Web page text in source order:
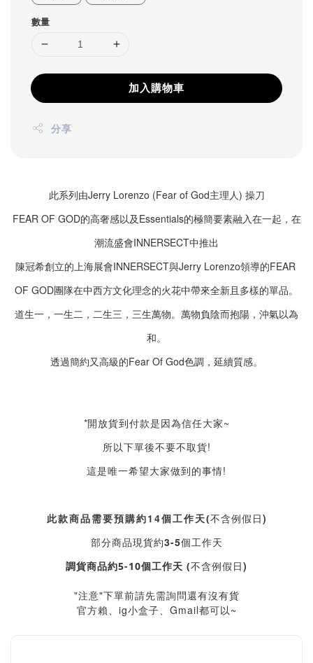
數量
加入購物車
分享
此系列由Jerry Lorenzo (Fear of God主理人) 操刀
FEAR OF GOD的高奢感以及Essentials的極簡要素融入在一起，在
潮流盛會INNERSECT中推出
陳冠希創立的上海展會INNERSECT與Jerry Lorenzo領導的FEAR
OF GOD團隊在中西方文化理念的火花中帶來全新且多樣的單品。
道生一，一生二，二生三，三生萬物。萬物負陰而抱陽，沖氣以為
和。
透過簡約又高級的Fear Of God色調，延續質感。
*開放貨到付款是因為信任大家~
所以下單後不要不取貨!
這是唯一希望大家做到的事情!
此款商品需要預購約14個工作天(不含例假日)
部分商品現貨約3-5個工作天
調貨商品約5-10個工作天 (不含例假日)
"注意"下單前請先需詢問還有沒有貨
官方賴、ig小盒子、Gmail都可以~